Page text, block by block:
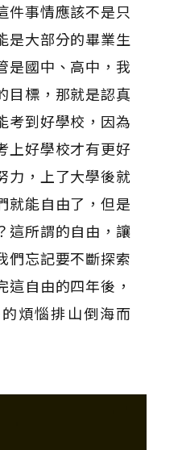
件事情應該不是只
是大部分的畢業生
是國中、高中，我
目標，那就是認真
考到好學校，因為
上好學校才有更好
力，上了大學後就
就能自由了，但是
這所謂的自由，讓
們忘記要不斷探索
這自由的四年後，
煩惱排山倒海而